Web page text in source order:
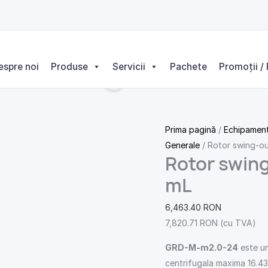
noi Produse Servicii Pachete Promoții /
Prima pagină /
Generale / Rotor swing-
Rotor
mL
6,463.40 RON
7,820.71 RON (cu TVA)
GRD-M-m2.0-24 este
centrifugala maxima
Easy-